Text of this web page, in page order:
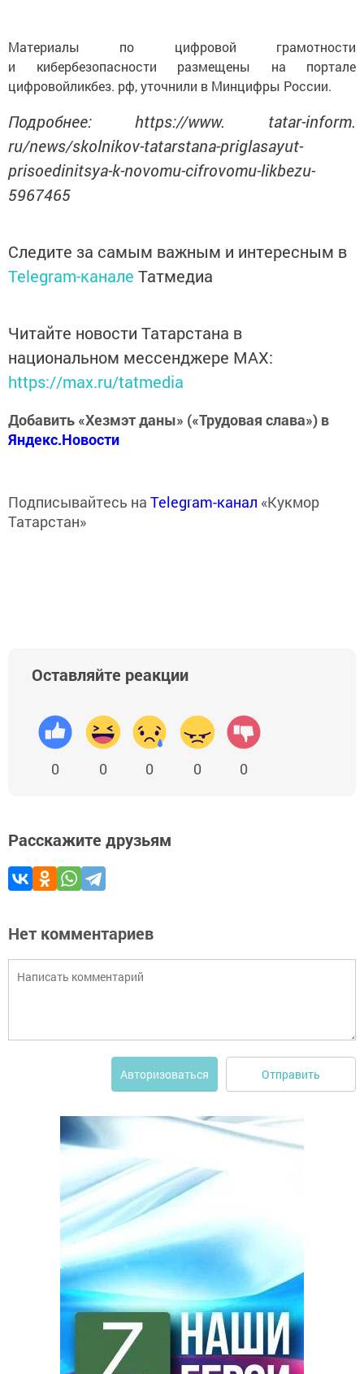
Материалы по цифровой грамотности
и кибербезопасности размещены на портале
цифровойликбез. рф, уточнили в Минцифры России.
Подробнее: https://www. tatar-inform.
ru/news/skolnikov-tatarstana-priglasayut-
prisoedinitsya-k-novomu-cifrovomu-likbezu-
5967465
Следите за самым важным и интересным в
Telegram-канале Татмедиа
Читайте новости Татарстана в
национальном мессенджере MАХ:
https://max.ru/tatmedia
Добавить «Хезмэт даны» («Трудовая слава») в
Яндекс.Новости
Подписывайтесь на Telegram-канал «Кукмор
Татарстан»
Оставляйте реакции
0 0 0 0 0
Расскажите друзьям
Нет комментариев
Авторизоваться Отправить